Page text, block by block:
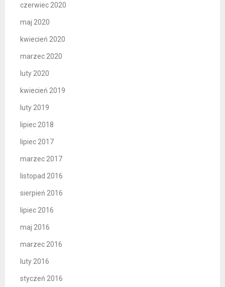
czerwiec 2020
maj 2020
kwiecień 2020
marzec 2020
luty 2020
kwiecień 2019
luty 2019
lipiec 2018
lipiec 2017
marzec 2017
listopad 2016
sierpień 2016
lipiec 2016
maj 2016
marzec 2016
luty 2016
styczeń 2016